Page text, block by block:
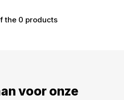
the 0 products
voor onze